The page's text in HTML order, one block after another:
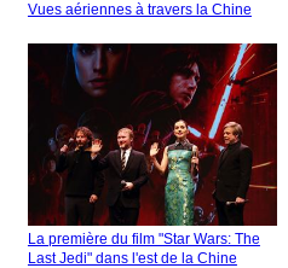
Vues aériennes à travers la Chine
La première du film "Star Wars: The
Last Jedi" dans l'est de la Chine